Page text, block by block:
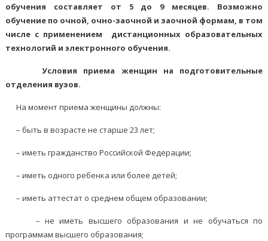
обучения составляет от 5 до 9 месяцев. Возможно
обучение по очной, очно-заочной и заочной формам, в том
числе с применением дистанционных образовательных
технологий и электронного обучения.
Условия приема женщин на подготовительные
отделения вузов.
На момент приема женщины должны:
– быть в возрасте не старше 23 лет;
– иметь гражданство Российской Федерации;
– иметь одного ребенка или более детей;
– иметь аттестат о среднем общем образовании;
– не иметь высшего образования и не обучаться по
программам высшего образования;